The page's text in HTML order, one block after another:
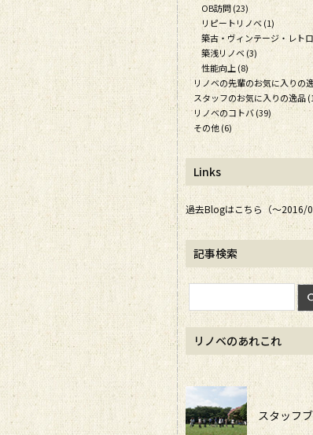
OB訪問 (23)
リピートリノベ (1)
築古・ヴィンテージ・レト
築浅リノベ (3)
性能向上 (8)
リノベの先輩のお気に入りの
スタッフのお気に入りの逸品
リノベのコトバ (39)
その他 (6)
Links
過去Blogはこちら（～2016/
記事検索
リノベのあれこれ
スタッフ